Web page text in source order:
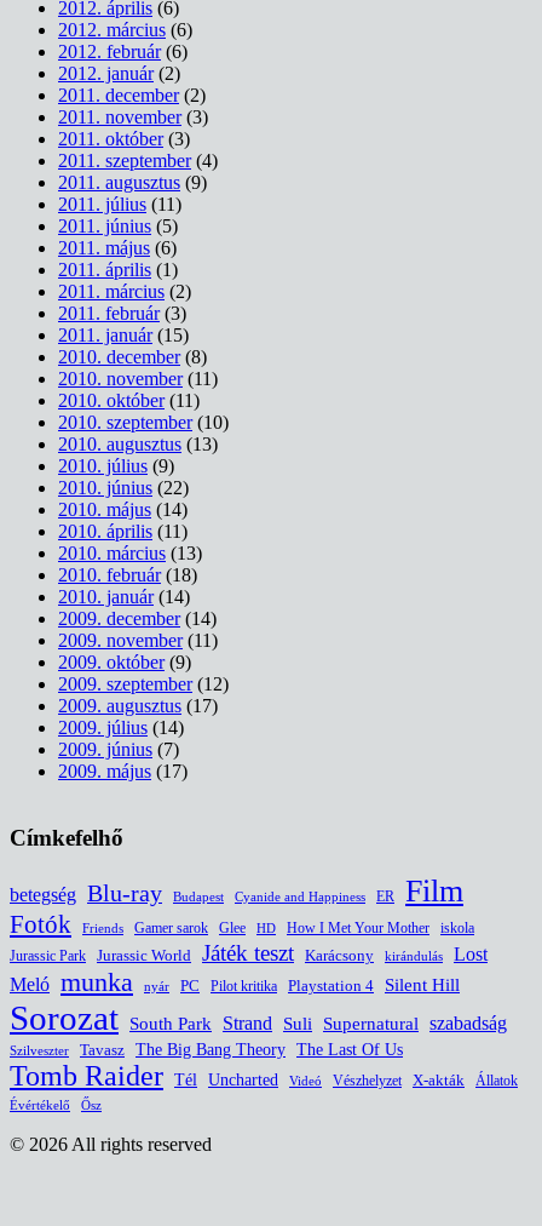
2012. április (6)
2012. március (6)
2012. február(6)
2012. január(2)
2011. december(2)
2011. november(3)
2011. október(3)
2011. szeptember(4)
2011. augusztus (9)
2011. július (11)
2011. június (5)
2011. május (6)
2011. április (1)
2011. március (2)
2011. február(3)
2011. január(15)
2010. december(8)
2010. november(11)
2010. október(11)
2010. szeptember(10)
2010. augusztus (13)
2010. július (9)
2010. június (22)
2010. május (14)
2010. április (11)
2010. március (13)
2010. február(18)
2010. január(14)
2009. december(14)
2009. november(11)
2009. október(9)
2009. szeptember(12)
2009. augusztus (17)
2009. július (14)
2009. június (7)
2009. május (17)
Címkefelhő
betegség Blu-ray Budapest Cyanide and Happiness ER Film
Fotók Friends Gamer sarok Glee HD How I Met Your Mother
iskola
Jurassic Park
Jurassic World Játék teszt Karácsony kirándulás Lost
Meló munka nyár PC Pilot kritika Playstation 4 Silent Hill
Sorozat South Park Strand Suli Supernatural szabadság
Szilveszter Tavasz The Big Bang Theory The Last Of Us
Tomb Raider Tél Uncharted Videó Vészhelyzet X-akták Állatok
Évértékelő Ősz
© 2026 All rights reserved